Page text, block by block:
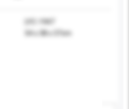
LYC-1947
54 x 38 x 37cm